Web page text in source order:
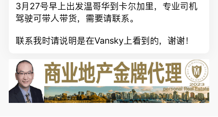
3月27号早上出发温哥华到卡尔加里，专业司机
驾驶可带人带货，需要请联系。
联系我时请说明是在Vansky上看到的，谢谢！